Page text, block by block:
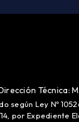
Técnica:
según Ley Nº
14, por Expediente